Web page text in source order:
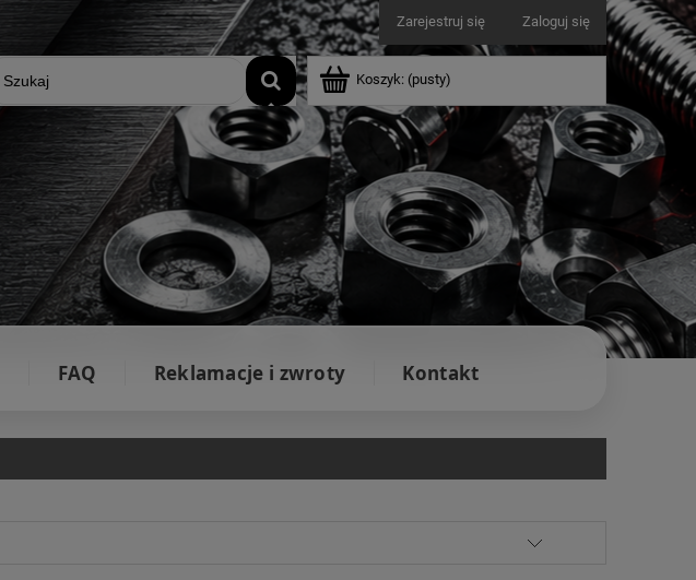
Zarejestruj się Zaloguj się
Koszyk: (pusty)
FAQ Reklamacje i zwroty Kontakt